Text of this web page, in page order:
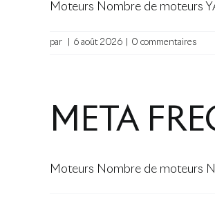
Moteurs Nombre de moteurs
par 6 août 2026 0 commentaires
META
Moteurs Nombre de moteurs